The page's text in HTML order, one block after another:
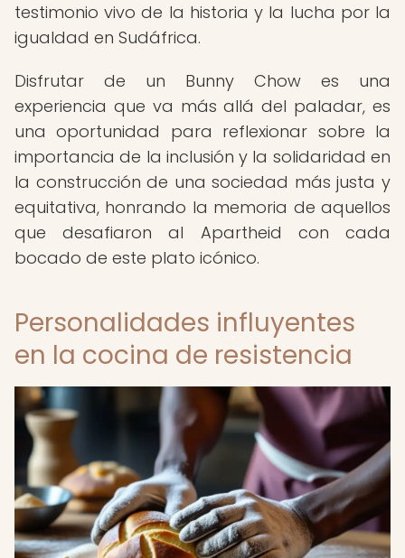
testimonio vivo de la historia y la lucha por la
igualdad en Sudáfrica.
Disfrutar de un Bunny Chow es una
experiencia que va más allá del paladar, es
una oportunidad para reflexionar sobre la
importancia de la inclusión y la solidaridad en
la construcción de una sociedad más justa y
equitativa, honrando la memoria de aquellos
que desafiaron al Apartheid con cada
bocado de este plato icónico.
Personalidades influyentes
en la cocina de resistencia